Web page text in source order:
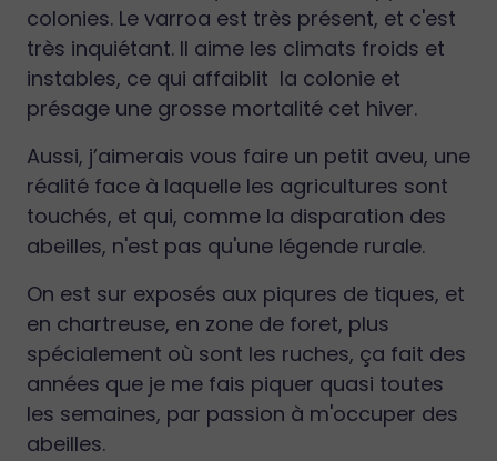
colonies. Le varroa est très présent, et c'est
très inquiétant. Il aime les climats froids et
instables, ce qui affaiblit la colonie et
présage une grosse mortalité cet hiver.
Aussi, j’aimerais vous faire un petit aveu, une
réalité face à laquelle les agricultures sont
touchés, et qui, comme la disparation des
abeilles, n'est pas qu'une légende rurale.
On est sur exposés aux piqures de tiques, et
en chartreuse, en zone de foret, plus
spécialement où sont les ruches, ça fait des
années que je me fais piquer quasi toutes
les semaines, par passion à m'occuper des
abeilles.